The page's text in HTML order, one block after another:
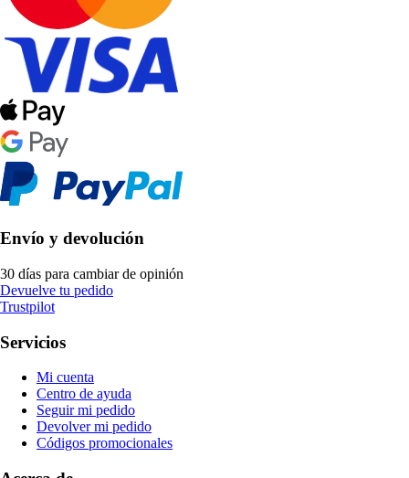
Envío y devolución
30 días para cambiar de opinión
Devuelve tu pedido
Trustpilot
Servicios
Mi cuenta
Centro de ayuda
Seguir mi pedido
Devolver mi pedido
Códigos promocionales